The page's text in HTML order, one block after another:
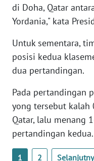
di Doha, Qatar
Yordania," kata
Untuk sementara,
posisi kedua
dua pertandingan.
Pada pertandingan
yong tersebut kalah
Qatar, lalu menang
pertandingan kedua.
1 2
WN
KEPRI
WN
WN
PAPUA
BARAT
RIAU